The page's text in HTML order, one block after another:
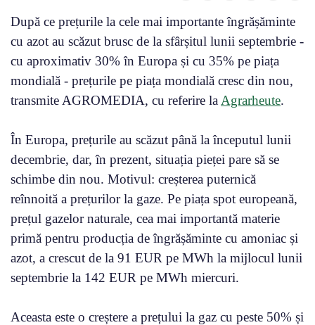
După ce prețurile la cele mai importante îngrășăminte
cu azot au scăzut brusc de la sfârșitul lunii septembrie -
cu aproximativ 30% în Europa și cu 35% pe piața
mondială - prețurile pe piața mondială cresc din nou,
transmite AGROMEDIA, cu referire la Agrarheute.
În Europa, prețurile au scăzut până la începutul lunii
decembrie, dar, în prezent, situația pieței pare să se
schimbe din nou. Motivul: creșterea puternică
reînnoită a prețurilor la gaze. Pe piața spot europeană,
prețul gazelor naturale, cea mai importantă materie
primă pentru producția de îngrășăminte cu amoniac și
azot, a crescut de la 91 EUR pe MWh la mijlocul lunii
septembrie la 142 EUR pe MWh miercuri.
Aceasta este o creștere a prețului la gaz cu peste 50% și